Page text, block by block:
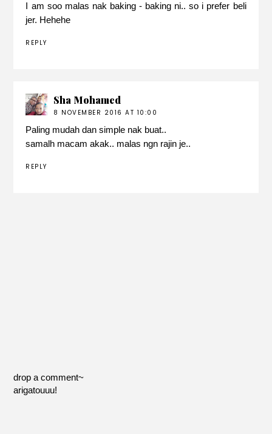
I am soo malas nak baking - baking ni.. so i prefer beli
jer. Hehehe
REPLY
Sha Mohamed
8 NOVEMBER 2016 AT 10:00
Paling mudah dan simple nak buat..
samalh macam akak.. malas ngn rajin je..
REPLY
drop a comment~
arigatouuu!